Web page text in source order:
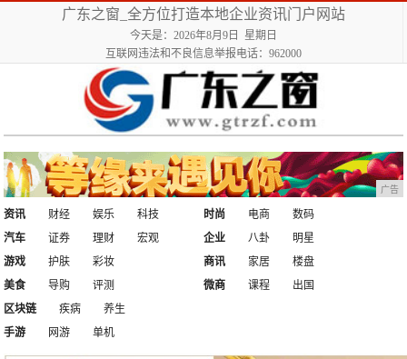
广东之窗_全方位打造本地企业资讯门户网站
今天是：2026年8月9日 星期日
互联网违法和不良信息举报电话：962000
广告
资讯 财经 娱乐
科技
汽车
证券 理财 宏观
时尚 电商
数码
企业
八卦
明星
游戏
护肤
彩妆
美食
导购 评测
商讯 家居
楼盘
微商
课程
出国
区块链
疾病
养生
手游
网游 单机